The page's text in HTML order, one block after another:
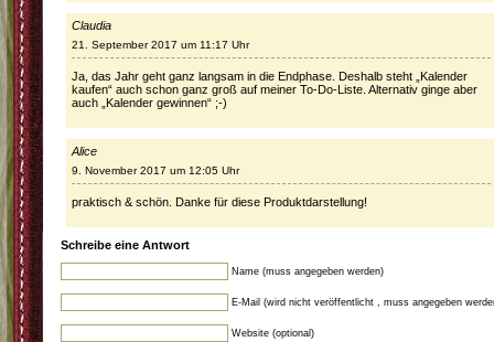
Claudia
21. September 2017 um 11:17 Uhr
Ja, das Jahr geht ganz langsam in die Endphase. Deshalb steht „Kalender
kaufen“ auch schon ganz groß auf meiner To-Do-Liste. Alternativ ginge aber
auch „Kalender gewinnen“ ;-)
Alice
9. November 2017 um 12:05 Uhr
praktisch & schön. Danke für diese Produktdarstellung!
Schreibe eine Antwort
Name (muss angegeben werden)
E-Mail (wird nicht veröffentlicht , muss angegeben
Website (optional)